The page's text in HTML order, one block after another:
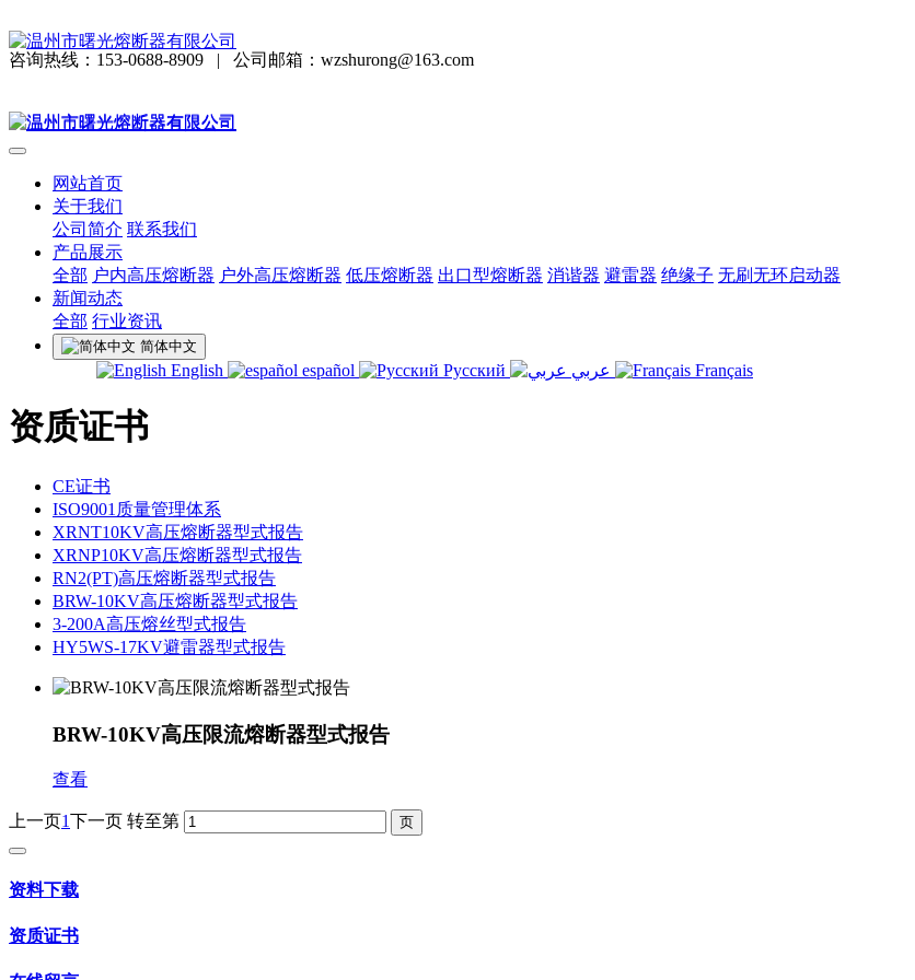
咨询热线：153-0688-8909 | 公司邮箱：wzshurong@163.com
网站首页
关于我们
公司简介 联系我们
产品展示
全部 户内高压熔断器 户外高压熔断器 低压熔断器 出口型熔断器 消谐器 避雷器 绝缘子 无刷无环启动器
新闻动态
全部 行业资讯
简体中文
English español Русский Français
资质证书
CE证书
ISO9001质量管理体系
XRNT10KV高压熔断器型式报告
XRNP10KV高压熔断器型式报告
RN2(PT)高压熔断器型式报告
BRW-10KV高压熔断器型式报告
3-200A高压熔丝型式报告
HY5WS-17KV避雷器型式报告
BRW-10KV高压限流熔断器型式报告
查看
上一页1下一页 转至第
资料下载
资质证书